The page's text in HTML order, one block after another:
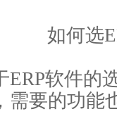
如何选
ERP软件的
需要的功能